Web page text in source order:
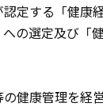
定する「健康
の選定及び「
健康管理を経